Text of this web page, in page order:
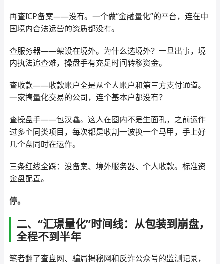
再查ICP备案——没有。一个做“金融量化”的平台，连在中
国境内合法运营的资质都没有。
查服务器——架设在境外。为什么选境外？一旦出事，境
内执法追查难，操盘手有充足时间转移资金。
查收款——收款账户全是从个人账户和第三方支付通道。
一家搞量化交易的公司，连个基本户都没有？
查操盘手——包汉鑫。这人在圈内不是生面孔，之前运作
过多个同类项目，每次都是收割一波换一个马甲，手上好
几个盘同时在运作。
三条红线全踩：没备案、境外服务器、个人收款。标准资
金盘配置。
停。
二、“汇璟量化”时间线：从包装到崩盘，
全程不到半年
笔者翻了查盘网、骗局揭秘网和反诈公众号的监测记录，